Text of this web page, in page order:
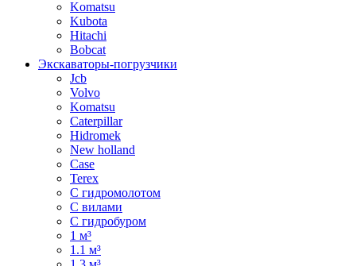
Komatsu
Kubota
Hitachi
Bobcat
Экскаваторы-погрузчики
Jcb
Volvo
Komatsu
Caterpillar
Hidromek
New holland
Case
Terex
С гидромолотом
С вилами
С гидробуром
1 м³
1.1 м³